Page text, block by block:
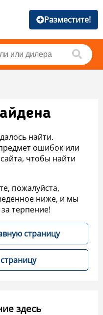
Разместите!
найти.
ошибок или
чтобы найти
пожалуйста,
ниже, и мы
терпение!
страницу
здесь